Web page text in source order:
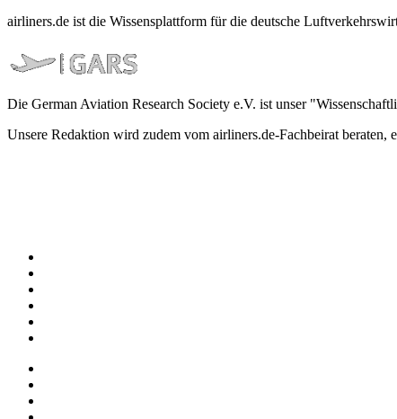
airliners.de ist die Wissensplattform für die deutsche
Die German Aviation Research Society e.V. ist unser
Unsere Redaktion wird zudem vom airliners.de-Fachbeirat beraten,